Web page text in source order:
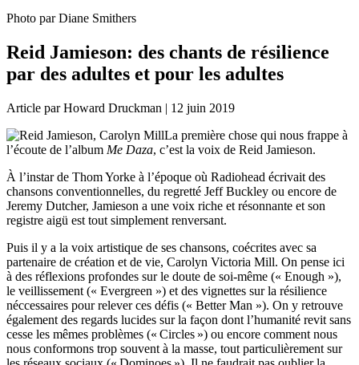
Photo par Diane Smithers
Reid Jamieson: des chants de résilience
par des adultes et pour les adultes
Article par Howard Druckman | 12 juin 2019
La première chose qui nous frappe à
l’écoute de l’album Me Daza, c’est la voix de Reid Jamieson.
À l’instar de Thom Yorke à l’époque où Radiohead écrivait des
chansons conventionnelles, du regretté Jeff Buckley ou encore de
Jeremy Dutcher, Jamieson a une voix riche et résonnante et son
registre aigü est tout simplement renversant.
Puis il y a la voix artistique de ses chansons, coécrites avec sa
partenaire de création et de vie, Carolyn Victoria Mill. On pense ici
à des réflexions profondes sur le doute de soi-même (« Enough »),
le veillissement (« Evergreen ») et des vignettes sur la résilience
néccessaires pour relever ces défis (« Better Man »). On y retrouve
également des regards lucides sur la façon dont l’humanité revit sans
cesse les mêmes problèmes (« Circles ») ou encore comment nous
nous conformons trop souvent à la masse, tout particulièrement sur